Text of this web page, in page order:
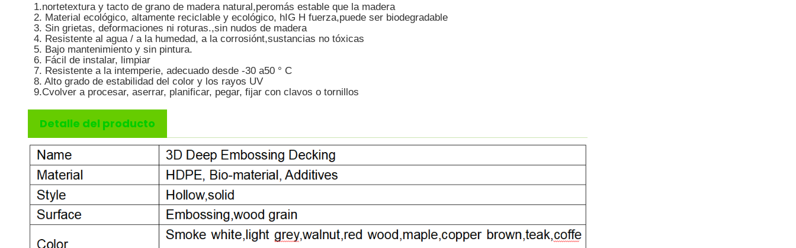
1.nortetextura y tacto de grano de madera natural,peromás estable que la madera
2. Material ecológico, altamente reciclable y ecológico, hIG H fuerza,puede ser biodegradable
3. Sin grietas, deformaciones ni roturas.,sin nudos de madera
4. Resistente al agua / a la humedad, a la corrosiónt,sustancias no tóxicas
5. Bajo mantenimiento y sin pintura.
6. Fácil de instalar, limpiar
7. Resistente a la intemperie, adecuado desde -30 a50 ° C
8. Alto grado de estabilidad del color y los rayos UV
9.Cvolver a procesar, aserrar, planificar, pegar, fijar con clavos o tornillos
Detalle del producto